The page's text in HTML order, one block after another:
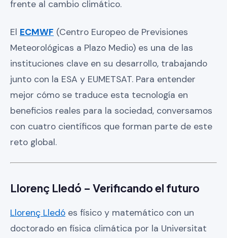
frente al cambio climático.
El ECMWF (Centro Europeo de Previsiones
Meteorológicas a Plazo Medio) es una de las
instituciones clave en su desarrollo, trabajando
junto con la ESA y EUMETSAT. Para entender
mejor cómo se traduce esta tecnología en
beneficios reales para la sociedad, conversamos
con cuatro científicos que forman parte de este
reto global.
Llorenç Lledó – Verificando el futuro
Llorenç Lledó es físico y matemático con un
doctorado en física climática por la Universitat